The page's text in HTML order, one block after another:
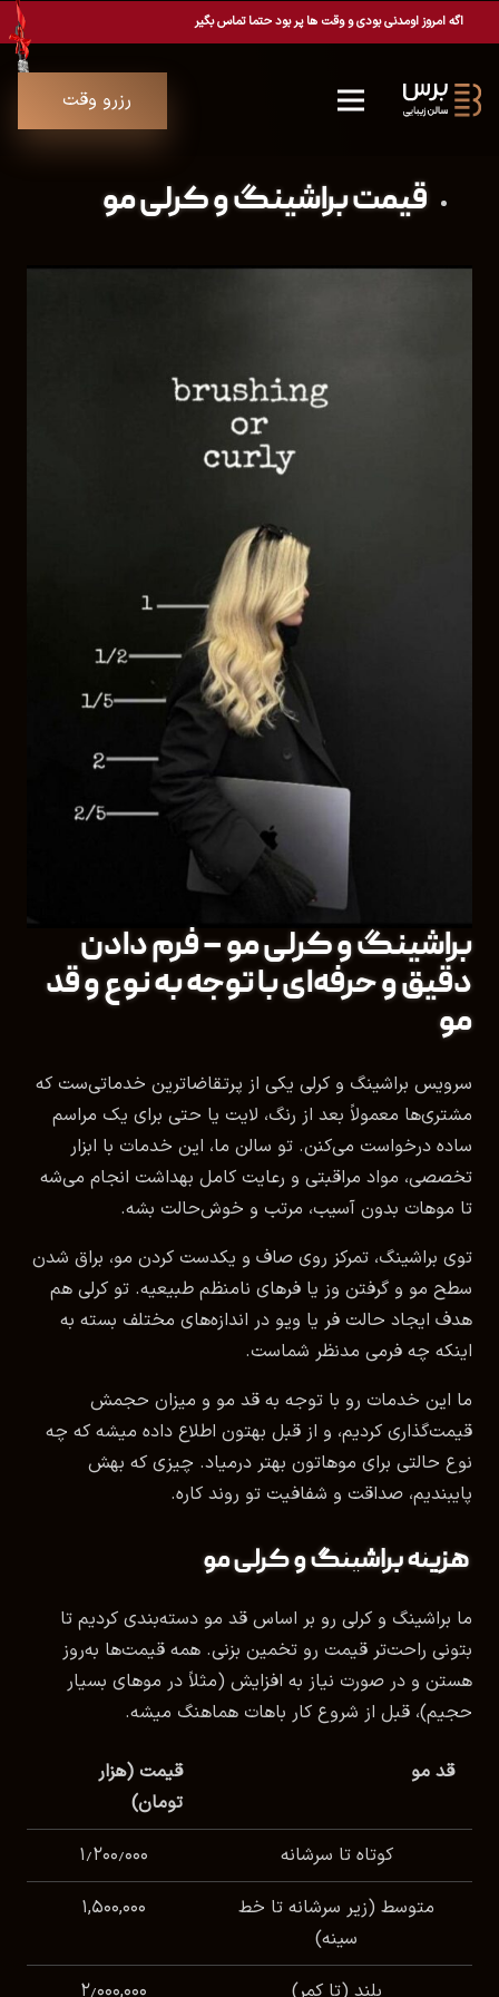
اگه امروز اومدنی بودی و وقت ها پر بود حتما تماس بگیر
رزرو وقت
قیمت براشینگ و کرلی مو
براشینگ و کرلی مو – فرم دادن
دقیق و حرفه‌ای با توجه به نوع و قد
مو
سرویس براشینگ و کرلی یکی از پرتقاضاترین خدماتی‌ست که
مشتری‌ها معمولاً بعد از رنگ، لایت یا حتی برای یک مراسم
ساده درخواست می‌کنن. تو سالن ما، این خدمات با ابزار
تخصصی، مواد مراقبتی و رعایت کامل بهداشت انجام می‌شه
تا موهات بدون آسیب، مرتب و خوش‌حالت بشه.
توی براشینگ، تمرکز روی صاف و یکدست کردن مو، براق شدن
سطح مو و گرفتن وز یا فرهای نامنظم طبیعیه. تو کرلی هم
هدف ایجاد حالت فر یا ویو در اندازه‌های مختلف بسته به
اینکه چه فرمی مدنظر شماست.
ما این خدمات رو با توجه به قد مو و میزان حجمش
قیمت‌گذاری کردیم، و از قبل بهتون اطلاع داده میشه که چه
نوع حالتی برای موهاتون بهتر درمیاد. چیزی که بهش
پایبندیم، صداقت و شفافیت تو روند کاره.
هزینه براشینگ و کرلی مو
ما براشینگ و کرلی رو بر اساس قد مو دسته‌بندی کردیم تا
بتونی راحت‌تر قیمت رو تخمین بزنی. همه قیمت‌ها به‌روز
هستن و در صورت نیاز به افزایش (مثلاً در موهای بسیار
حجیم)، قبل از شروع کار باهات هماهنگ میشه.
قد مو
قیمت (هزار
تومان)
کوتاه تا سرشانه
۱٫۲۰۰٫۰۰۰
متوسط (زیر سرشانه تا خط
سینه)
۱,۵۰۰,۰۰۰
بلند (تا کمر) ۲٫۰۰۰,۰۰۰